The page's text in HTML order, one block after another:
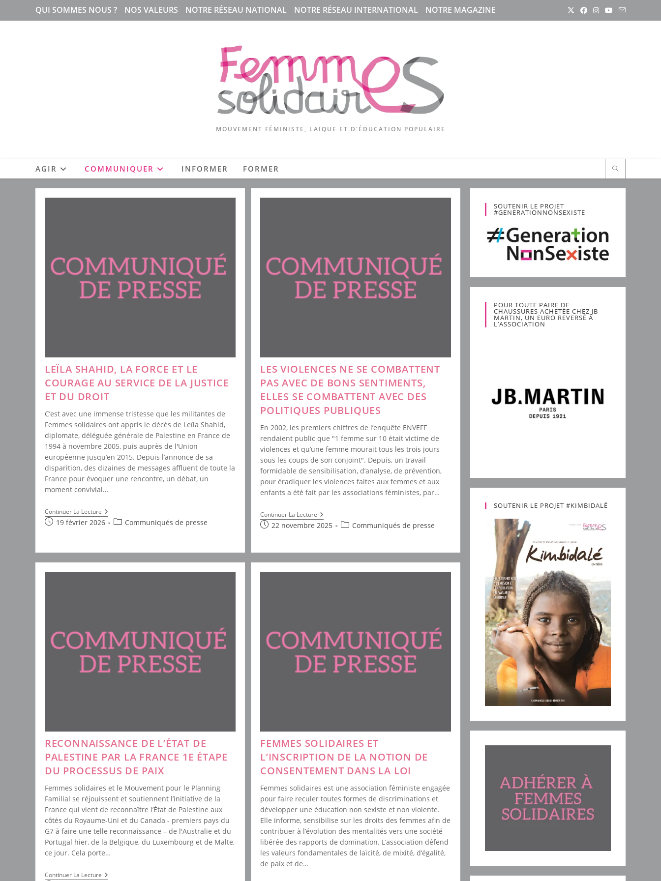
QUI SOMMES NOUS ? NOS VALEURS NOTRE RÉSEAU NATIONAL NOTRE RÉSEAU INTERNATIONAL NOTRE MAGAZINE
MOUVEMENT FÉMINISTE, LAÏQUE ET D'ÉDUCATION POPULAIRE
AGIR COMMUNIQUER INFORMER FORMER
LEÏLA SHAHID, LA FORCE ET LE
COURAGE AU SERVICE DE LA JUSTICE
ET DU DROIT
C’est avec une immense tristesse que les militantes de
Femmes solidaires ont appris le décès de Leïla Shahid,
diplomate, déléguée générale de Palestine en France de
1994 à novembre 2005, puis auprès de l'Union
européenne jusqu’en 2015. Depuis l’annonce de sa
disparition, des dizaines de messages affluent de toute la
France pour évoquer une rencontre, un débat, un
moment convivial…
Continuer La LectureLeïla
Shahid,
La
Le
Service
Publication
19 février 2026
PostCommuniqués de presse
LES VIOLENCES NE SE COMBATTENT
PAS AVEC DE BONS SENTIMENTS,
ELLES SE COMBATTENT AVEC DES
POLITIQUES PUBLIQUES
En 2002, les premiers chiffres de l’enquête ENVEFF
rendaient public que "1 femme sur 10 était victime de
violences et qu’une femme mourait tous les trois jours
sous les coups de son conjoint". Depuis, un travail
formidable de sensibilisation, d’analyse, de prévention,
pour éradiquer les violences faites aux femmes et aux
enfants a été fait par les associations féministes, par…
Continuer La Lecture Les
Violences
Ne
Pas
Avec
De
Politiques
Publiques
Publication
22 novembre 2025
PostCommuniqués de presse
RECONNAISSANCE DE L’ÉTAT DE
PALESTINE PAR LA FRANCE 1E ÉTAPE
DU PROCESSUS DE PAIX
Femmes solidaires et le Mouvement pour le Planning
Familial se réjouissent et soutiennent l’initiative de la
France qui vient de reconnaître l’État de Palestine aux
côtés du Royaume-Uni et du Canada - premiers pays du
G7 à faire une telle reconnaissance – de l'Australie et du
Portugal hier, de la Belgique, du Luxembourg et de Malte,
ce jour. Cela porte…
Continuer La LectureReconnaissance
FEMMES SOLIDAIRES ET
L’INSCRIPTION DE LA NOTION DE
CONSENTEMENT DANS LA LOI
Femmes solidaires est une association féministe engagée
pour faire reculer toutes formes de discriminations et
développer une éducation non sexiste et non violente.
Elle informe, sensibilise sur les droits des femmes afin de
contribuer à l’évolution des mentalités vers une société
libérée des rapports de domination. L’association défend
les valeurs fondamentales de laïcité, de mixité, d’égalité,
de paix et de…
SOUTENIR LE PROJET
#GENERATIONNONSEXISTE
POUR TOUTE PAIRE DE
CHAUSSURES ACHETÉE CHEZ JB
MARTIN, UN EURO REVERSÉ À
L’ASSOCIATION
SOUTENIR LE PROJET #KIMBIDALÉ